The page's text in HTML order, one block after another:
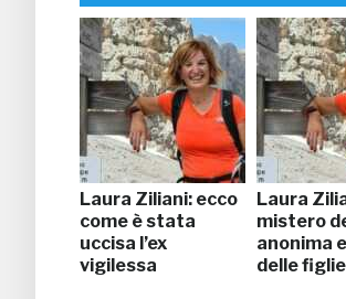
Laura Ziliani: ecco
come è stata
uccisa l’ex
vigilessa
Laura
mistero
anonima
delle figlie